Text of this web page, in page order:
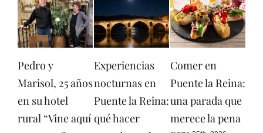
25 años
hotel
“Vine aquí
Experiencias
nocturnas en
Puente la Reina:
qué hacer
Comer en
Puente la Reina:
una parada que
merece la pena
Turismo en
Navarra:
descubre
tesoros